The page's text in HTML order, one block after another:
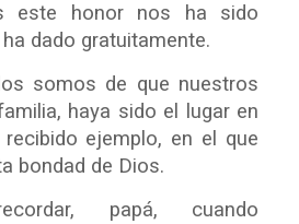
este honor nos ha sido
dado gratuitamente.
somos de que nuestros
haya sido el lugar en
ejemplo, en el que
bondad de Dios.
papá, cuando